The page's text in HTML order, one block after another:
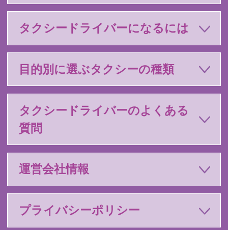
タクシードライバーになるには
目的別に選ぶタクシーの種類
タクシードライバーのよくある
質問
運営会社情報
プライバシーポリシー